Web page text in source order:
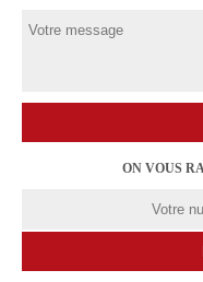
ON VOUS